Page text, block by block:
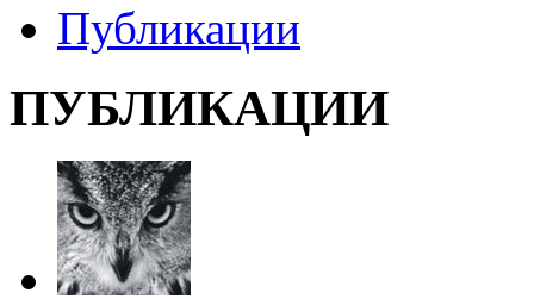
Публикации
ПУБЛИКАЦИИ